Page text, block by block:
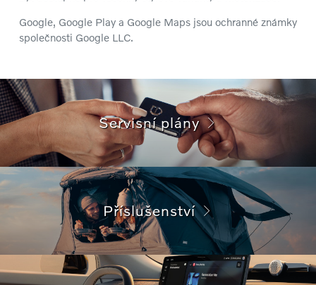
Google, Google Play a Google Maps jsou ochranné známky
společnosti Google LLC.
Servisní plány
Příslušenství